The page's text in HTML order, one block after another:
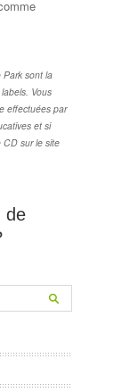
Park sont la
Vous
effectuées par
et si
CD sur le site
de